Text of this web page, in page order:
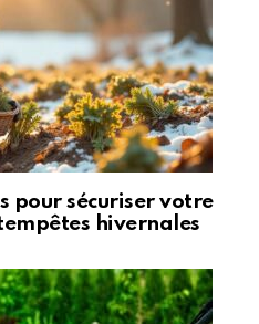
pour sécuriser votre
hivernales